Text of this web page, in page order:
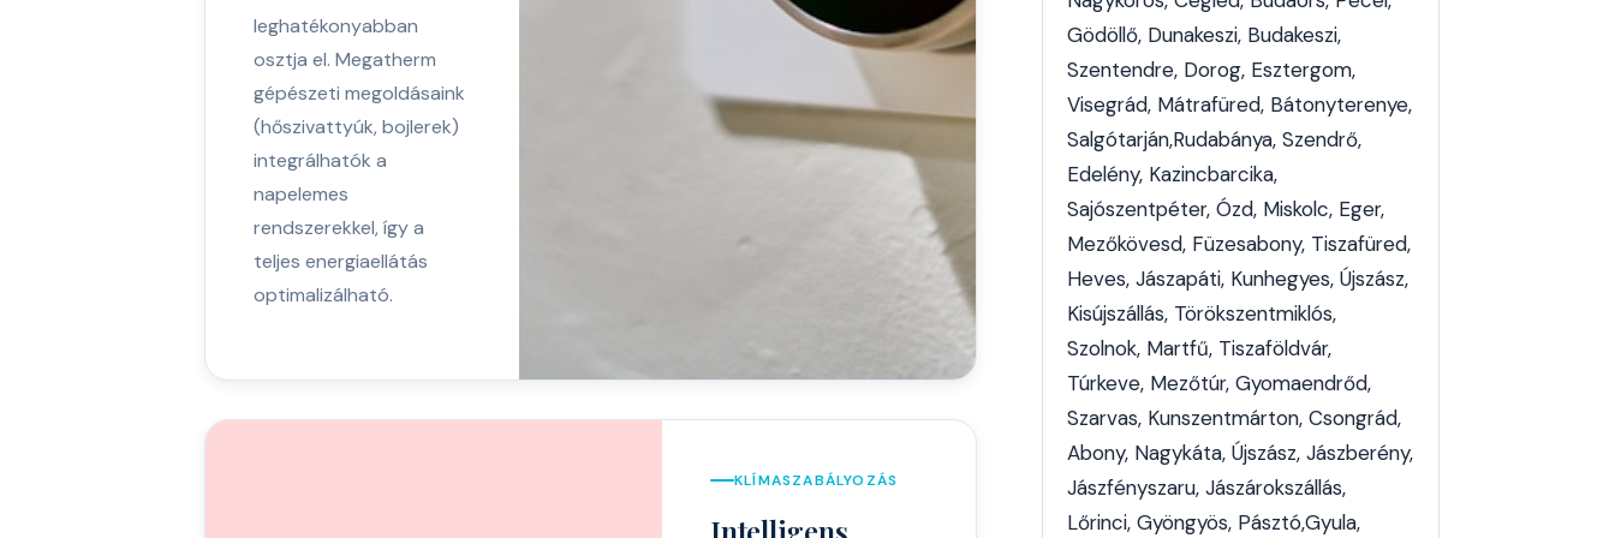
leghatékonyabban
osztja el. Megatherm
gépészeti megoldásaink
(hőszivattyúk, bojlerek)
integrálhatók a
napelemes
rendszerekkel, így a
teljes energiaellátás
optimalizálható.
KLÍMASZABÁLYOZÁS
Gödöllő, Dunakeszi, Budakeszi,
Szentendre, Dorog, Esztergom,
Visegrád, Mátrafüred, Bátonyterenye,
Salgótarján,Rudabánya, Szendrő,
Edelény, Kazincbarcika,
Sajószentpéter, Ózd, Miskolc, Eger,
Mezőkövesd, Füzesabony, Tiszafüred,
Heves, Jászapáti, Kunhegyes, Újszász,
Kisújszállás, Törökszentmiklós,
Szolnok, Martfű, Tiszaföldvár,
Túrkeve, Mezőtúr, Gyomaendrőd,
Szarvas, Kunszentmárton, Csongrád,
Abony, Nagykáta, Újszász, Jászberény,
Jászfényszaru, Jászárokszállás,
Lőrinci, Gyöngyös, Pásztó,Gyula,